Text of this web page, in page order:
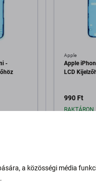
-
Apple
Apple
LCD
990 Ft
a közösségi média